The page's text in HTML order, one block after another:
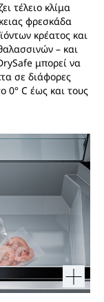
τέλειο κλίμα
φρεσκάδα
κρέατος και
– και
μπορεί να
σε διάφορες
0° C έως και τους